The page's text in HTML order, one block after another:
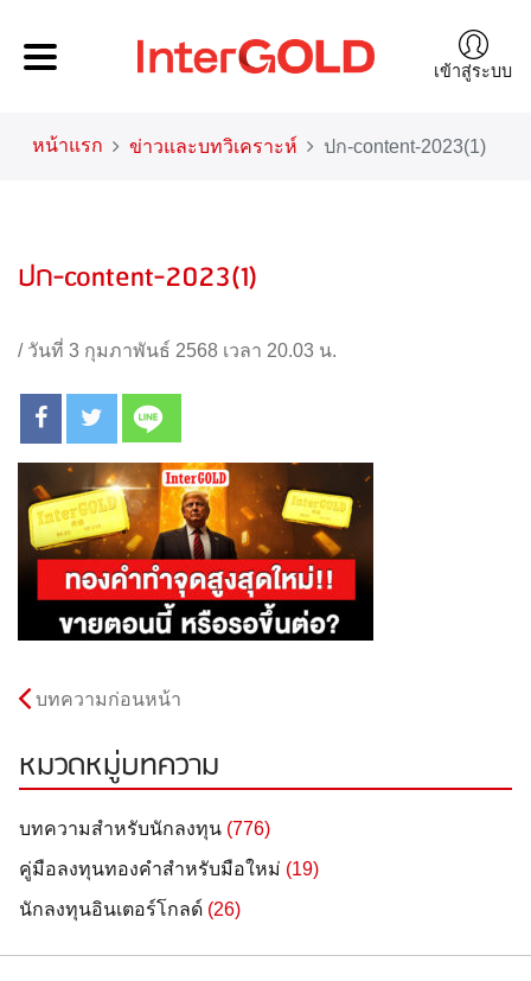
เข้าสู่ระบบ
หน้าแรก ข่าวและบทวิเคราะห์ ปก-content-2023(1)
ปก-content-2023(1)
/ วันที่ 3 กุมภาพันธ์ 2568 เวลา 20.03 น.
บทความก่อนหน้า
หมวดหมู่บทความ
บทความสำหรับนักลงทุน (776)
คู่มือลงทุนทองคำสำหรับมือใหม่ (19)
นักลงทุนอินเตอร์โกลด์ (26)